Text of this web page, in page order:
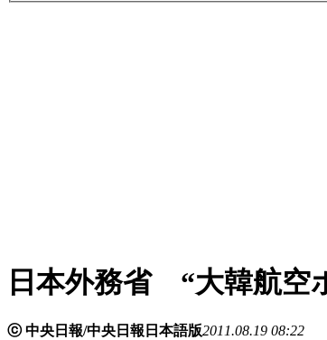
日本外務省 “大韓航空
ⓒ 中央日報/中央日報日本語版2011.08.19 08:22